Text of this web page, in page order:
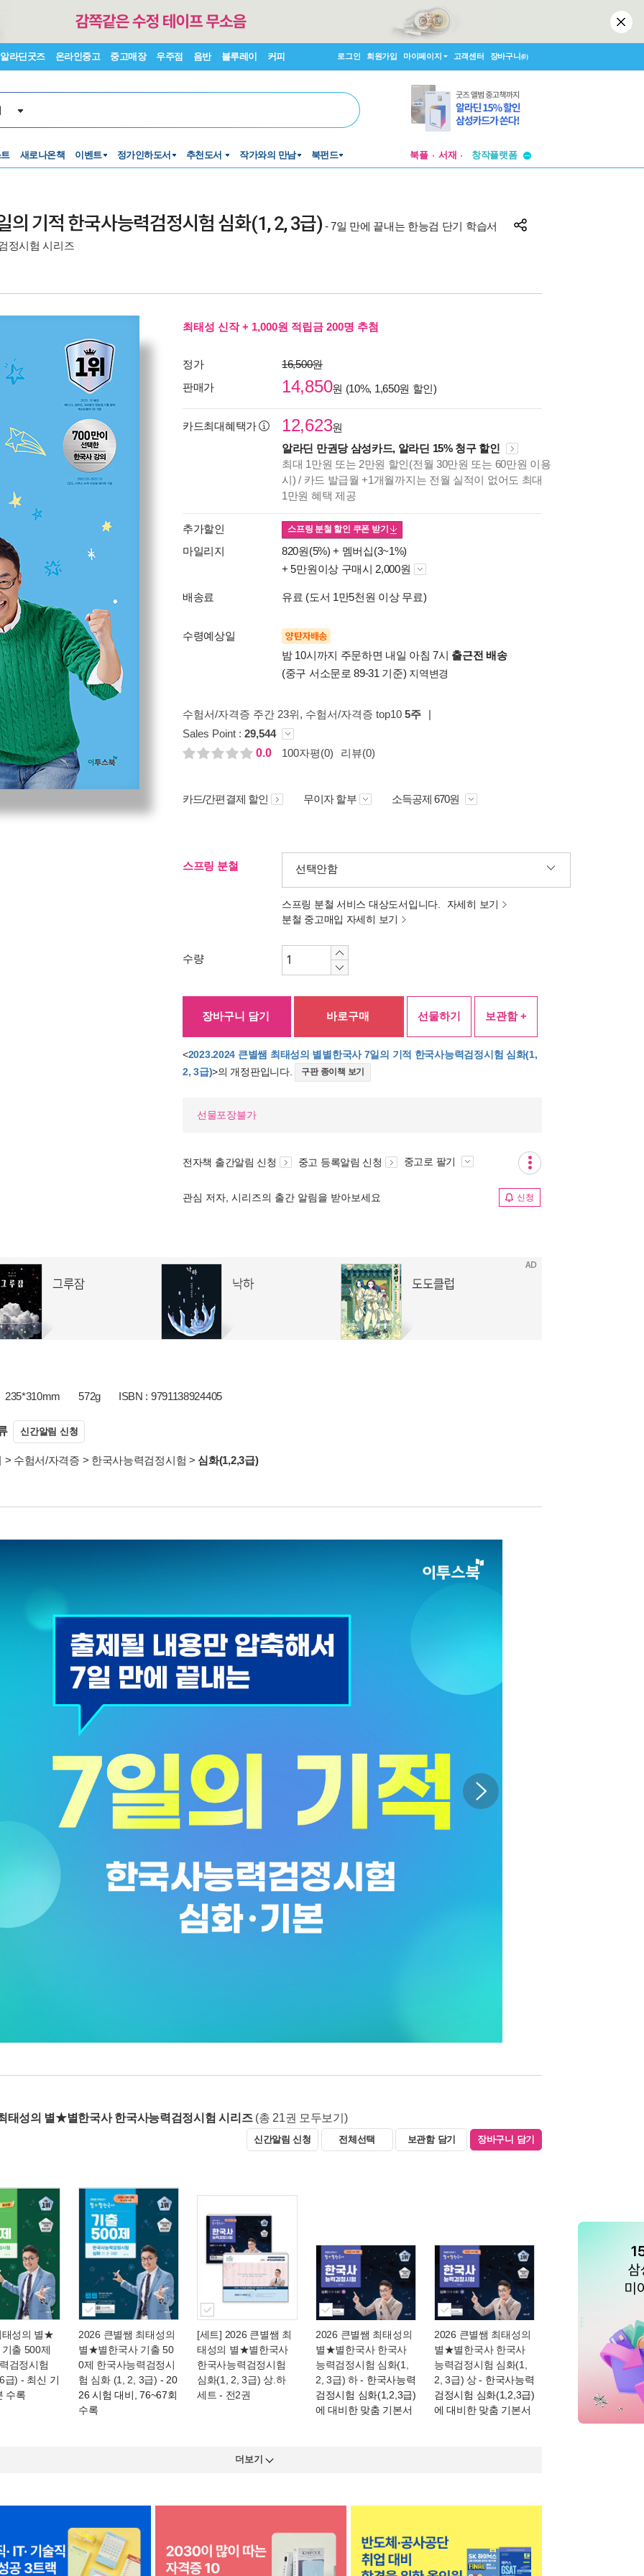
알라딘굿즈 온라인중고 중고매장 우주점 음반 블루레이 커피 로그인 회원가입 마이페이지 고객센터 장바구니(0)
새로나온책 이벤트 정가인하도서 추천도서 작가와의 만남 북펀드 북플 서재
창작플랫폼
의 기적 한국사능력검정시험 심화(1, 2, 3급) - 7일 만에 끝내는 한능검 단기 학습서
정시험 시리즈
최태성 신작 + 1,000원 적립금 200명 추첨
정가
16,500원
판매가
14,850원 (10%, 1,650원 할인)
카드최대혜택가 12,623원
알라딘 만권당 삼성카드, 알라딘 15% 청구 할인
최대 1만원 또는 2만원 할인(전월 30만원 또는 60만원 이용
시) / 카드 발급월 +1개월까지는 전월 실적이 없어도 최대
1만원 혜택 제공
추가할인 스프링 분철 할인 쿠폰 받기
마일리지 820원(5%) + 멤버십(3~1%)
+ 5만원이상 구매시 2,000원
배송료 유료 (도서 1만5천원 이상 무료)
수령예상일 양탄자배송
밤 10시까지 주문하면 내일 아침 7시 출근전 배송
(중구 서소문로 89-31 기준) 지역변경
수험서/자격증 주간 23위, 수험서/자격증 top10 5주
|
Sales Point : 29,544
0.0
100자평(0) 리뷰(0)
카드/간편결제 할인 무이자 할부 소득공제 670원
스프링 분철 선택안함
스프링 분철 서비스 대상도서입니다.
자세히 보기
분철 중고매입 자세히 보기
수량
장바구니 담기 바로구매 선물하기 보관함 +
<2023.2024 큰별쌤 최태성의 별별한국사 7일의 기적 한국사능력검정시험 심화(1,
2, 3급)>의 개정판입니다. 구판 종이책 보기
선물포장불가
전자책 출간알림 신청 중고 등록알림 신청 중고로 팔기
관심 저자, 시리즈의 출간 알림을 받아보세요 신청
235*310mm 572g ISBN : 9791138924405
신간알림 신청
> 수험서/자격증 > 한국사능력검정시험 > 심화(1,2,3급)
태성의 별★별한국사 한국사능력검정시험 시리즈 (총 21권 모두보기)
신간알림 신청 전체선택 보관함 담기 장바구니 담기
태성의 별★
출 500제
검정시험
급) - 최신 기
수록
2026 큰별쌤 최태성의
별★별한국사 기출 50
0제 한국사능력검정시
험 심화 (1, 2, 3급) - 20
26 시험 대비, 76~67회
수록
[세트] 2026 큰별쌤 최
태성의 별★별한국사
한국사능력검정시험
심화(1, 2, 3급) 상.하
세트 - 전2권
2026 큰별쌤 최태성의
별★별한국사 한국사
능력검정시험 심화(1,
2, 3급) 하- 한국사능력
검정시험 심화(1,2,3급)
에 대비한 맞춤 기본서
2026 큰별쌤 최태성의
별★별한국사 한국사
능력검정시험 심화(1,
2, 3급) 상- 한국사능력
검정시험 심화(1,2,3급)
에 대비한 맞춤 기본서
더보기